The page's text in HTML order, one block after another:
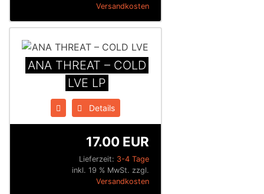
Versandkosten
ANA THREAT – COLD
LVE LP
Details
Lieferzeit: 3-4 Tage
17.00 EUR
inkl. 19 % MwSt. zzgl.
Versandkosten